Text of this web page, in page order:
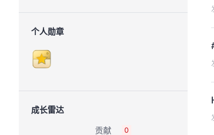
个人勋章
成长雷达
0